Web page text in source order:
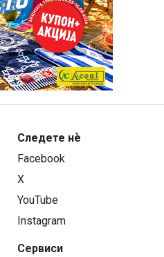
Следете нѐ
Facebook
X
YouTube
Instagram
Сервиси